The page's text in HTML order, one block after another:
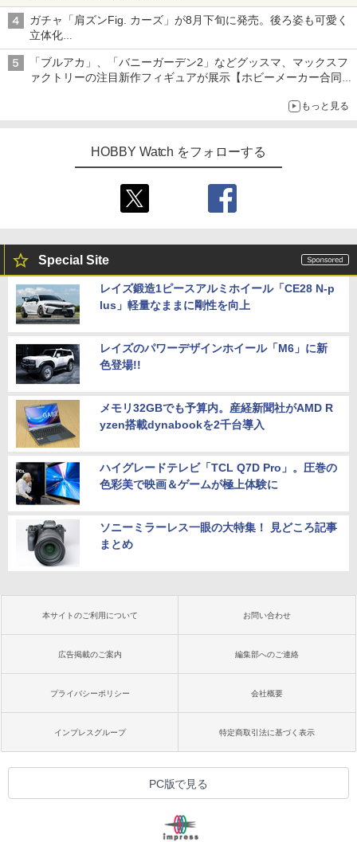
子どもが楽しめるかっぱ寿司ならではの体験とコラボの楽しさを
追求
ガチャ「肩ズンFig. カーズ」が8月下旬に発売。後ろ姿も可愛く
立体化
ライトニング・マックィーンやメーターなど4種がラインナップ
「ブルアカ」、「バニーガーデン2」などグッスマ、マックスフ
ァクトリーの注目新作フィギュアが展示【ホビーメーカー合同展
もっと見る
HOBBY Watch をフォローする
Special Site
レイズ鍛造1ピースアルミホイール「CE28 N-p
lus」軽量なままに剛性を向上
レイズのパワーデザインホイール「M6」に新
色登場!!
メモリ32GBでも予算内。産経新聞社がAMD R
yzen搭載dynabookを2千台導入
ハイグレードテレビ「TCL Q7D Pro」。圧巻の
色彩美で映画＆ゲームが極上体験に
ソニーミラーレス一眼の大特集！ 見どころ記事
まとめ
本サイトのご利用について お問い合わせ
広告掲載のご案内 編集部へのご連絡
プライバシーポリシー 会社概要
インプレスグループ 特定商取引法に基づく表示
PC版で見る